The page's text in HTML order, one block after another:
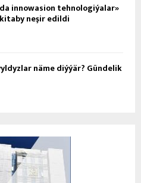
innowasion tehnologiýalar»
neşir edildi
näme diýýär? Gündelik